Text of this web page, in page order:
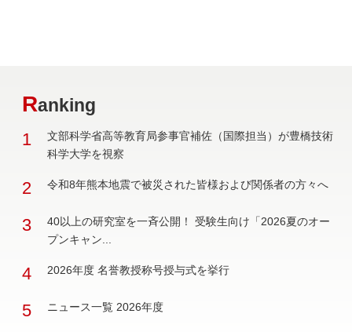
Ranking
1
文部科学省高等教育局参事官補佐（国際担当）が豊橋技術
科学大学を視察
2 令和8年熊本地震で被災された皆様および関係者の方々へ
3
40以上の研究室を一斉公開！ 受験生向け「2026夏のオー
プンキャン...
4 2026年度 名誉教授称号授与式を挙行
5 ニュース一覧 2026年度